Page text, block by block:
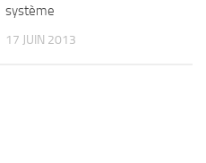
système
17 JUIN 2013